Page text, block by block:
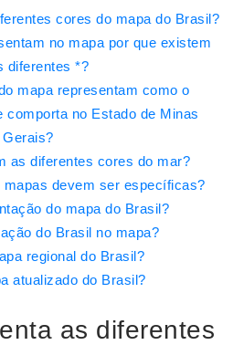
cores do mapa do Brasil?
no mapa por que existem
diferentes *?
mapa representam como o
comporta no Estado de Minas
Gerais?
as diferentes cores do mar?
devem ser específicas?
do mapa do Brasil?
do Brasil no mapa?
regional do Brasil?
atualizado do Brasil?
as diferentes